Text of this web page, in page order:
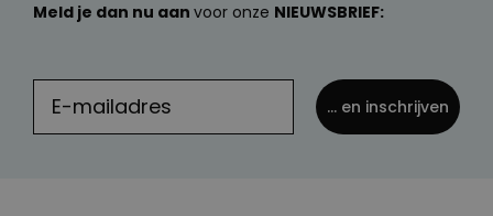
Meld je dan nu aan voor onze NIEUWSBRIEF:
... en inschrijven